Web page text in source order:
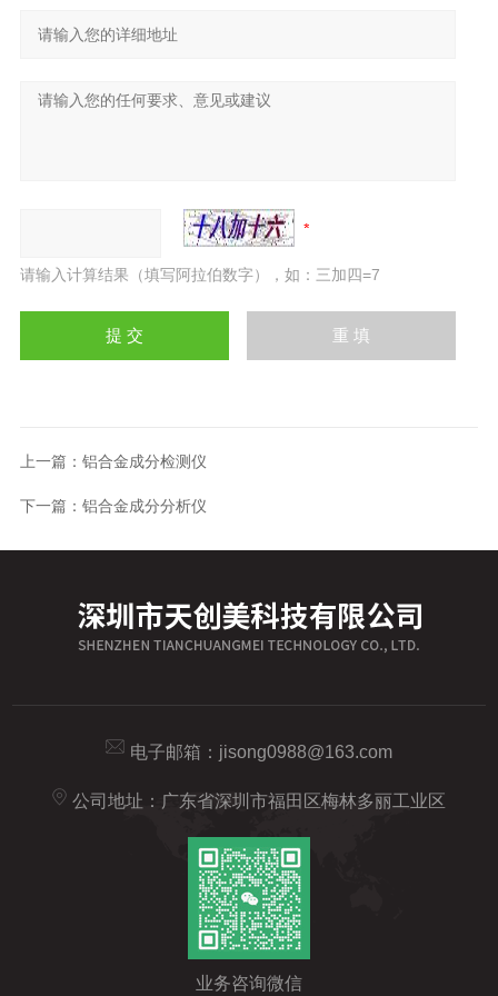
请输入计算结果（填写阿拉伯数字），如：三加四=7
上一篇： 铝合金成分检测仪
下一篇： 铝合金成分分析仪
电子邮箱： jisong0988@163.com
公司地址：广东省深圳市福田区梅林多丽工业区
业务咨询微信